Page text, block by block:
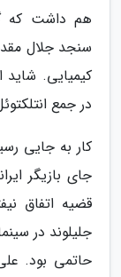
هم داشت که
سنجد جلال
کیمیایی.
در جمع
کار به جایی
جای بازیگر
قضیه اتفاق
جلیلوند در
حاتمی بود.